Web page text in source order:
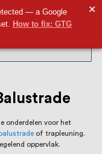
— a Google
How to fix: GTG
✕
met
producten
waaronder
In onze
assortiment
meer dan
onderdelen voor het
balustrade of trapleuning.
oppervlak.